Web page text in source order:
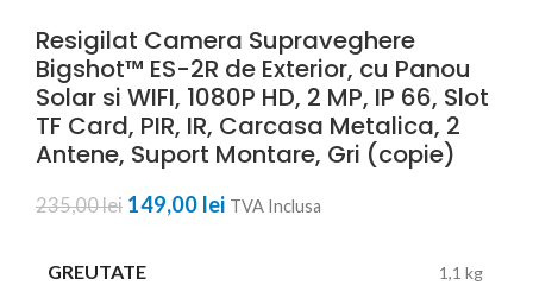
Resigilat Camera Supraveghere
Bigshot™ ES-2R de Exterior, cu Panou
Solar si WIFI, 1080P HD, 2 MP, IP 66, Slot
TF Card, PIR, IR, Carcasa Metalica, 2
Antene, Suport Montare, Gri (copie)
235,00lei Prețul inițial a fost: 235,00 lei.
149,00 lei Prețul curent este:
TVA Inclusa
GREUTATE 1,1 kg